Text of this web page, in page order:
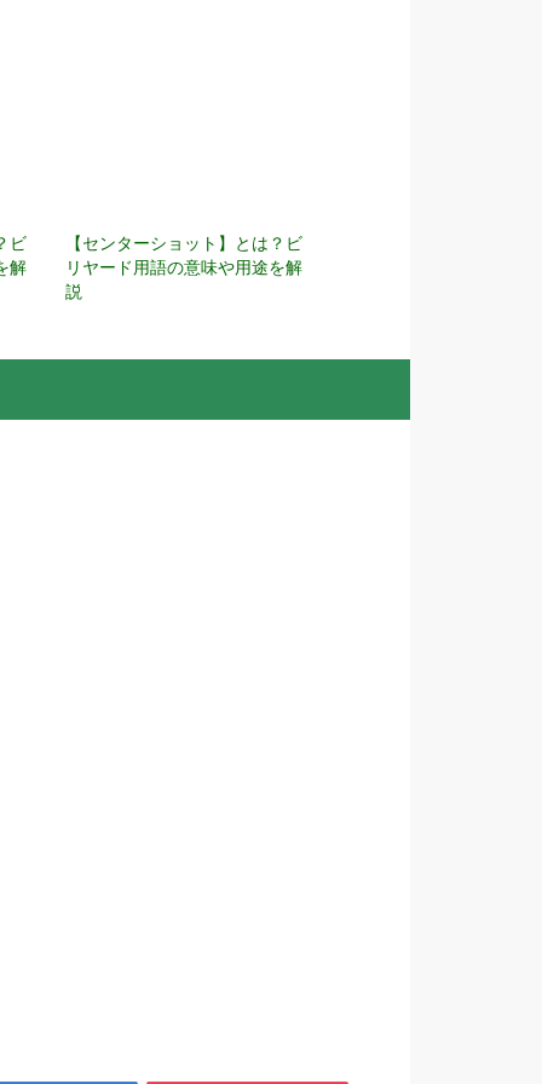
ビ
解
【センターショット】とは？ビ
リヤード用語の意味や用途を解
説